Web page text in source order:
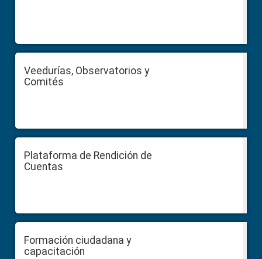
Veedurías, Observatorios y
Comités
Plataforma de Rendición de
Cuentas
Formación ciudadana y
capacitación